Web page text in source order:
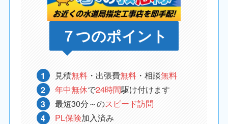
７つのポイント
見積無料 ・出張費無料 ・相談無料
年中無休で24時間駆け付けます
最短30分～のスピード訪問
PL保険加入済み